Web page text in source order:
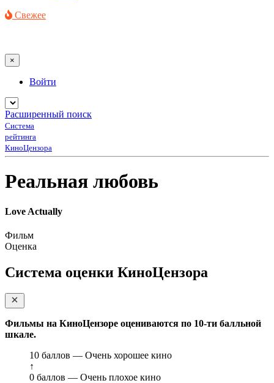
Свежее
×
Войти
Расширенный поиск
Система
рейтинга
КиноЦензора
Реальная любовь
Love Actually
Фильм
Оценка
Система оценки КиноЦензора
Фильмы на КиноЦензоре оцениваются по 10-ти балльной
шкале.
10 баллов — Очень хорошее кино
↑
0 баллов — Очень плохое кино